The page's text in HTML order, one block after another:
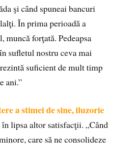
şi când spuneai bancuri
În prima perioadă a
muncă forţată. Pedeapsa
sufletul nostru ceva mai
suficient de mult timp
ani.”
a stimei de sine, iluzorie
lipsa altor satisfacţii. „Când
care să ne consolideze